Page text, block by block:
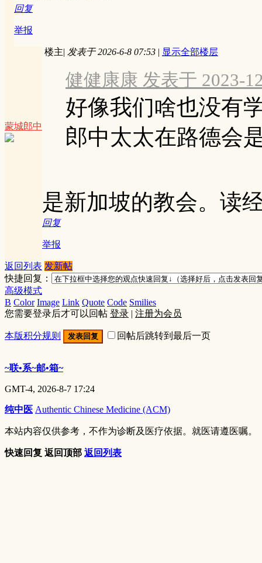
回复
举报
蒙城郎中
楼主| 发表于 2026-6-8 07:53 | 显示全部楼层
健健康康 发表于 2023-
好像我们啥也没有
郎中太太在路德会
是新加坡的教会。读
回复
举报
返回列表 发新帖
快捷回复：
高级模式
B Color Image Link Quote Code Smilies
您需要登录后才可以回帖 登录 | 注册为会员
本版积分规则 发表回复 回帖后跳转到最后一页
~联•系~邮•箱~
GMT-4, 2026-8-7 17:24
纯中医 Authentic Chinese Medicine (ACM)
本站内容仅供参考，不作为诊断及医疗依据。就医请遵医嘱。
快速回复 返回顶部 返回列表